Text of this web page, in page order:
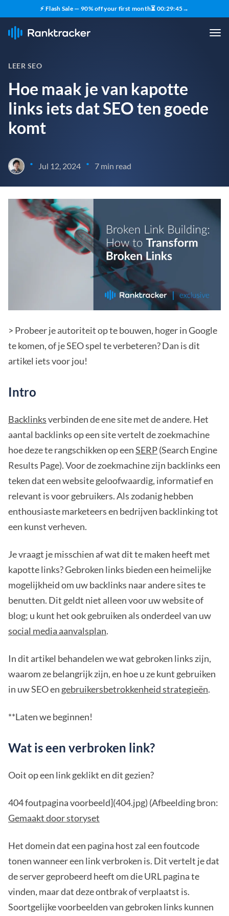
⚡ Flash Sale — 90% off your first month⏳ 00:29:44→
LEER SEO
Hoe maak je van kapotte
links iets dat SEO ten goede
komt
• Jul 12, 2024 • 7 min read
> Probeer je autoriteit op te bouwen, hoger in Google
te komen, of je SEO spel te verbeteren? Dan is dit
artikel iets voor jou!
Intro
Backlinksverbinden de ene site met de andere. Het
aantal backlinks op een site vertelt de zoekmachine
hoe deze te rangschikken op eenSERP(Search Engine
Results Page). Voor de zoekmachine zijn backlinks een
teken dat een website geloofwaardig, informatief en
relevant is voor gebruikers. Als zodanig hebben
enthousiaste marketeers en bedrijven backlinking tot
een kunst verheven.
Je vraagt je misschien af wat dit te maken heeft met
kapotte links? Gebroken links bieden een heimelijke
mogelijkheid om uw backlinks naar andere sites te
benutten. Dit geldt niet alleen voor uw website of
blog; u kunt het ook gebruiken als onderdeel van uw
social media aanvalsplan.
In dit artikel behandelen we wat gebroken links zijn,
waarom ze belangrijk zijn, en hoe u ze kunt gebruiken
in uw SEO en gebruikersbetrokkenheid strategieën.
**Laten we beginnen!
Wat is een verbroken link?
Ooit op een link geklikt en dit gezien?
404 foutpagina voorbeeld](404.jpg) (Afbeelding bron:
Gemaakt door storyset
Het domein dat een pagina host zal een foutcode
tonen wanneer een link verbroken is. Dit vertelt je dat
de server geprobeerd heeft om die URL pagina te
vinden, maar dat deze ontbrak of verplaatst is.
Soortgelijke voorbeelden van gebroken links kunnen